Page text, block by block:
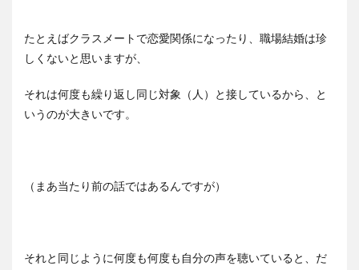
たとえばクラスメートで恋愛関係になったり、職場結婚は珍
しくないと思いますが、
それは何度も繰り返し同じ対象（人）と接しているから、と
いうのが大きいです。
（まあ当たり前の話ではあるんですが）
それと同じように何度も何度も自分の声を聴いていると、だ